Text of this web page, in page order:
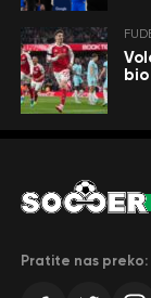
Pratite nas preko: